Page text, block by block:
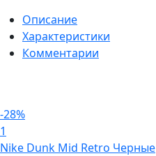
Описание
Характеристики
Комментарии
-28%
1
Nike Dunk Mid Retro Черные